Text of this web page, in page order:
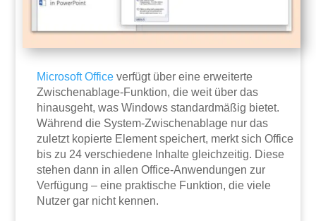
Microsoft Office verfügt über eine erweiterte
Zwischenablage-Funktion, die weit über das
hinausgeht, was Windows standardmäßig bietet.
Während die System-Zwischenablage nur das
zuletzt kopierte Element speichert, merkt sich Office
bis zu 24 verschiedene Inhalte gleichzeitig. Diese
stehen dann in allen Office-Anwendungen zur
Verfügung – eine praktische Funktion, die viele
Nutzer gar nicht kennen.